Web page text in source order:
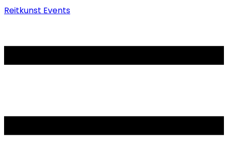
Reitkunst Events